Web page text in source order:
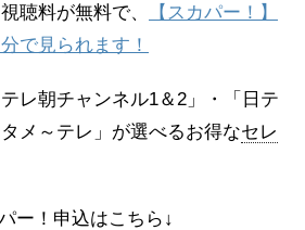
聴料が無料で、
【スカパー！】
で見られます！
レ朝チャンネル1＆2」・「日テ
メ～テレ」が選べるお得なセレ
ー！申込はこちら↓